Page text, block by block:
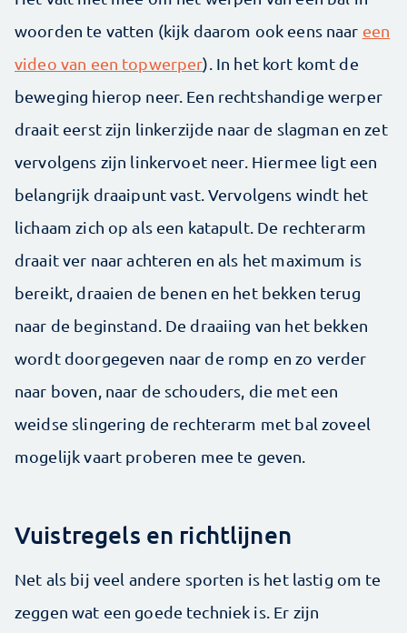
woorden te vatten (kijk daarom ook eens naar een
video van een topwerper). In het kort komt de
beweging hierop neer. Een rechtshandige werper
draait eerst zijn linkerzijde naar de slagman en zet
vervolgens zijn linkervoet neer. Hiermee ligt een
belangrijk draaipunt vast. Vervolgens windt het
lichaam zich op als een katapult. De rechterarm
draait ver naar achteren en als het maximum is
bereikt, draaien de benen en het bekken terug
naar de beginstand. De draaiing van het bekken
wordt doorgegeven naar de romp en zo verder
naar boven, naar de schouders, die met een
weidse slingering de rechterarm met bal zoveel
mogelijk vaart proberen mee te geven.
Vuistregels en richtlijnen
Net als bij veel andere sporten is het lastig om te
zeggen wat een goede techniek is. Er zijn